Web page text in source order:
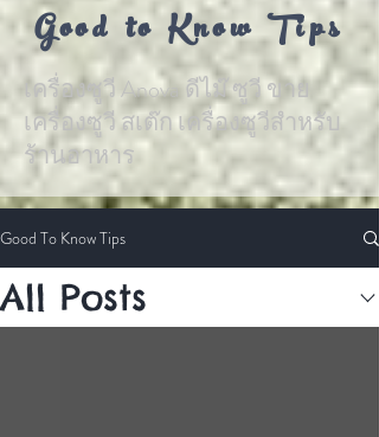
Good to Know Tips
เครื่องซูวี Anova ดีไม๊ ซูวี ขาย
เครื่องซูวี สเต๊ก เครื่องซูวีสำหรับ
ร้านอาหาร
Good To Know Tips
All Posts